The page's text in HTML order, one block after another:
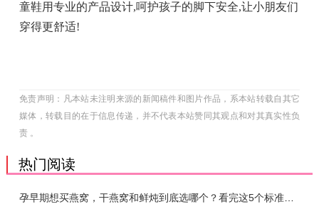
童鞋用专业的产品设计,呵护孩子的脚下安全,让小朋友们
穿得更舒适!
免责声明：凡本站未注明来源的新闻稿件和图片作品，系本站转载自其它
媒体，转载目的在于信息传递，并不代表本站赞同其观点和对其真实性负
责 。
热门阅读
孕早期想买燕窝，干燕窝和鲜炖到底选哪个？看完这5个标准再下单